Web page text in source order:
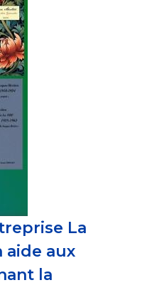
La
aide aux
la